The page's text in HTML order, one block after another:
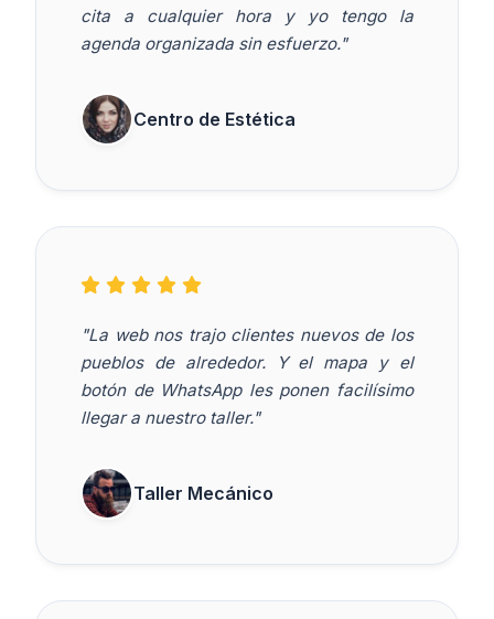
cita a cualquier hora y yo tengo la
agenda organizada sin esfuerzo."
Centro de Estética
"La web nos trajo clientes nuevos de los
pueblos de alrededor. Y el mapa y el
botón de WhatsApp les ponen facilísimo
llegar a nuestro taller."
Taller Mecánico